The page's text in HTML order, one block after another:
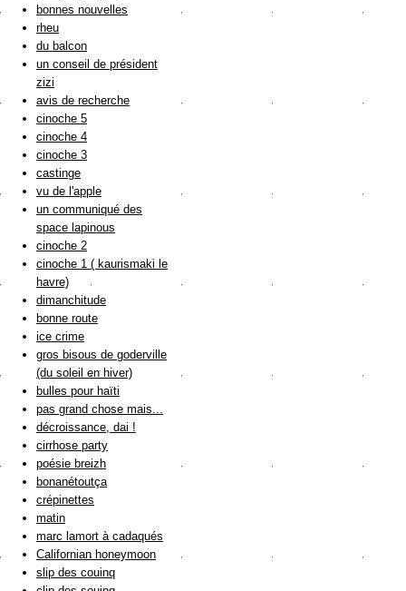
bonnes nouvelles
rheu
du balcon
un conseil de président
zizi
avis de recherche
cinoche 5
cinoche 4
cinoche 3
castinge
vu de l'apple
un communiqué des
space lapinous
cinoche 2
cinoche 1 ( kaurismaki le
havre)
dimanchitude
bonne route
ice crime
gros bisous de goderville
(du soleil en hiver)
bulles pour haïti
pas grand chose mais...
décroissance, dai !
cirrhose party
poésie breizh
bonanétoutça
crépinettes
matin
marc lamort à cadaqués
Californian honeymoon
slip des couinq